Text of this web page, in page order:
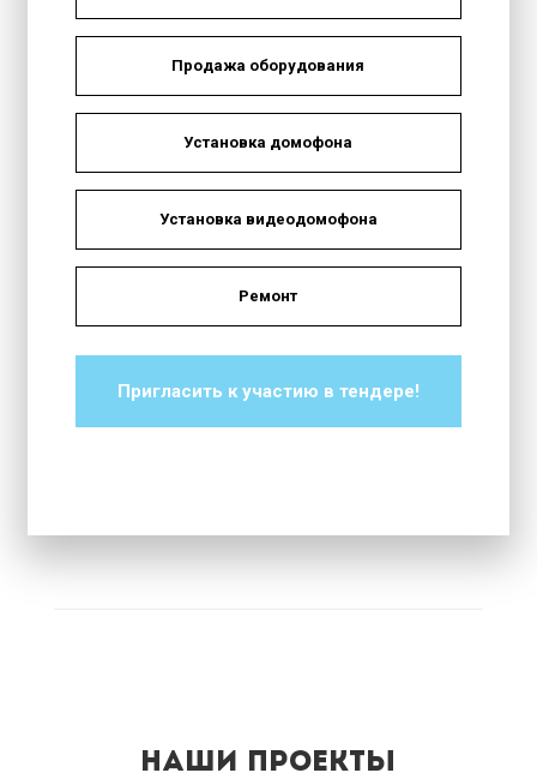
Продажа оборудования
Установка домофона
Установка видеодомофона
Ремонт
Пригласить к участию в тендерe!
Наши проекты